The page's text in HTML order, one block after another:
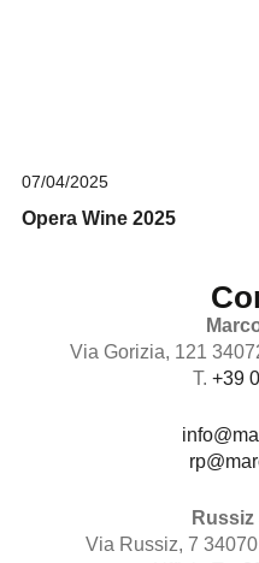
07/04/2025
Opera Wine 2025
Via Gorizia, 121
T. +39
Via Russiz, 7